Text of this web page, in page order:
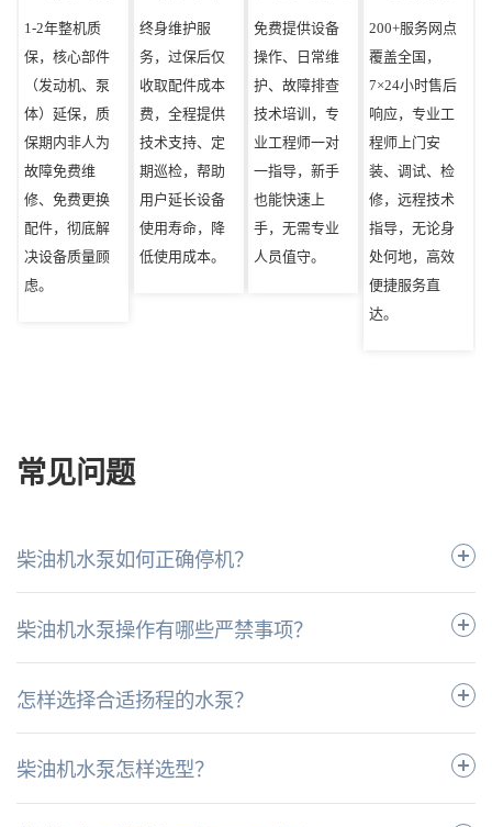
1-2年整机质
保，核心部件
（发动机、泵
体）延保，质
保期内非人为
故障免费维
修、免费更换
配件，彻底解
决设备质量顾
虑。
终身维护服
务，过保后仅
收取配件成本
费，全程提供
技术支持、定
期巡检，帮助
用户延长设备
使用寿命，降
低使用成本。
免费提供设备
操作、日常维
护、故障排查
技术培训，专
业工程师一对
一指导，新手
也能快速上
手，无需专业
人员值守。
200+服务网点
覆盖全国，
7×24小时售后
响应，专业工
程师上门安
装、调试、检
修，远程技术
指导，无论身
处何地，高效
便捷服务直
达。
常见问题
柴油机水泵如何正确停机？
柴油机水泵操作有哪些严禁事项？
怎样选择合适扬程的水泵？
柴油机水泵怎样选型？